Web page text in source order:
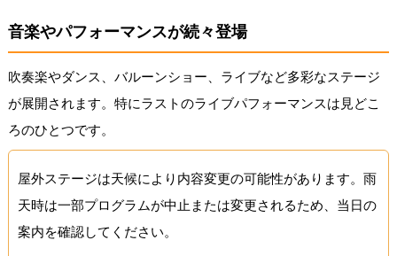
音楽やパフォーマンスが続々登場
吹奏楽やダンス、バルーンショー、ライブなど多彩なステージ
が展開されます。特にラストのライブパフォーマンスは見どこ
ろのひとつです。
屋外ステージは天候により内容変更の可能性があります。雨
天時は一部プログラムが中止または変更されるため、当日の
案内を確認してください。